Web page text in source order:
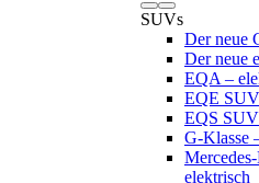
SUVs
Der neue
Der neue
EQA –
EQE
EQS
G-Klasse
elektrisch